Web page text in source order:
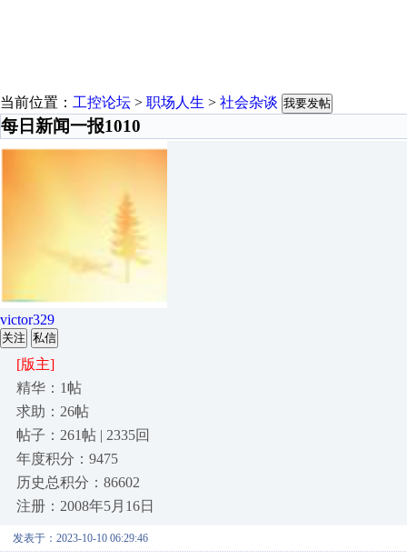
当前位置： 工控论坛 > 职场人生 > 社会杂谈 我要发帖
每日新闻一报1010
victor329
关注 私信
[版主]
精华：1帖
求助：26帖
帖子：261帖 | 2335回
年度积分：9475
历史总积分：86602
注册：2008年5月16日
发表于：2023-10-10 06:29:46